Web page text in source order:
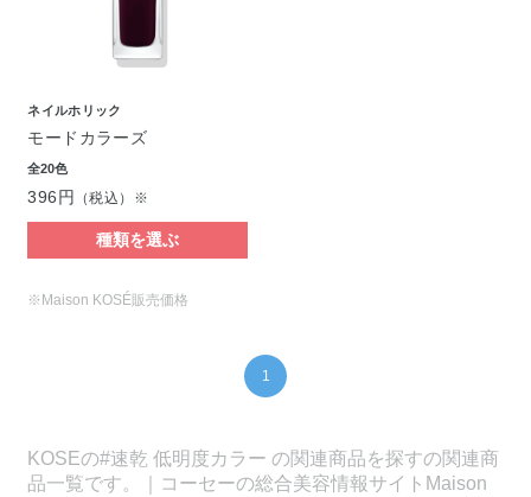
ネイルホリック
モードカラーズ
全20色
396円 （税込）※
種類を選ぶ
※Maison KOSÉ販売価格
1
KOSEの#速乾 低明度カラー の関連商品を探すの関連商
品一覧です。｜コーセーの総合美容情報サイトMaison